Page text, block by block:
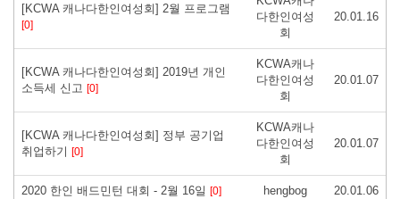
[KCWA 캐나다한인여성회] 2월 프로그램
[0]
다한인여성
회
20.01.16
[KCWA 캐나다한인여성회] 2019년 개인
소득세 신고 [0]
KCWA캐나
다한인여성
회
20.01.07
[KCWA 캐나다한인여성회] 정부 공기업
취업하기 [0]
KCWA캐나
다한인여성
회
20.01.07
2020 한인 배드민턴 대회 - 2월 16일 [0] hengbog 20.01.06